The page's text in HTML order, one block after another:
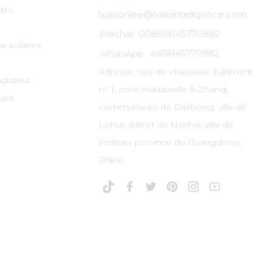
solaires
lxjasonlee@lxaluintelligence.com
Wechat :008618145770882
WhatsApp : 8618145770882
Adresse : rez-de-chaussée, bâtiment
n° 1, zone industrielle 8 Zhanqi,
communauté de Dachong, ville de
Lishui, district de Nanhai, ville de
Foshan, province du Guangdong,
Chine.